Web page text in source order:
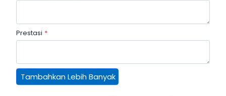
Prestasi *
Tambahkan Lebih Banyak